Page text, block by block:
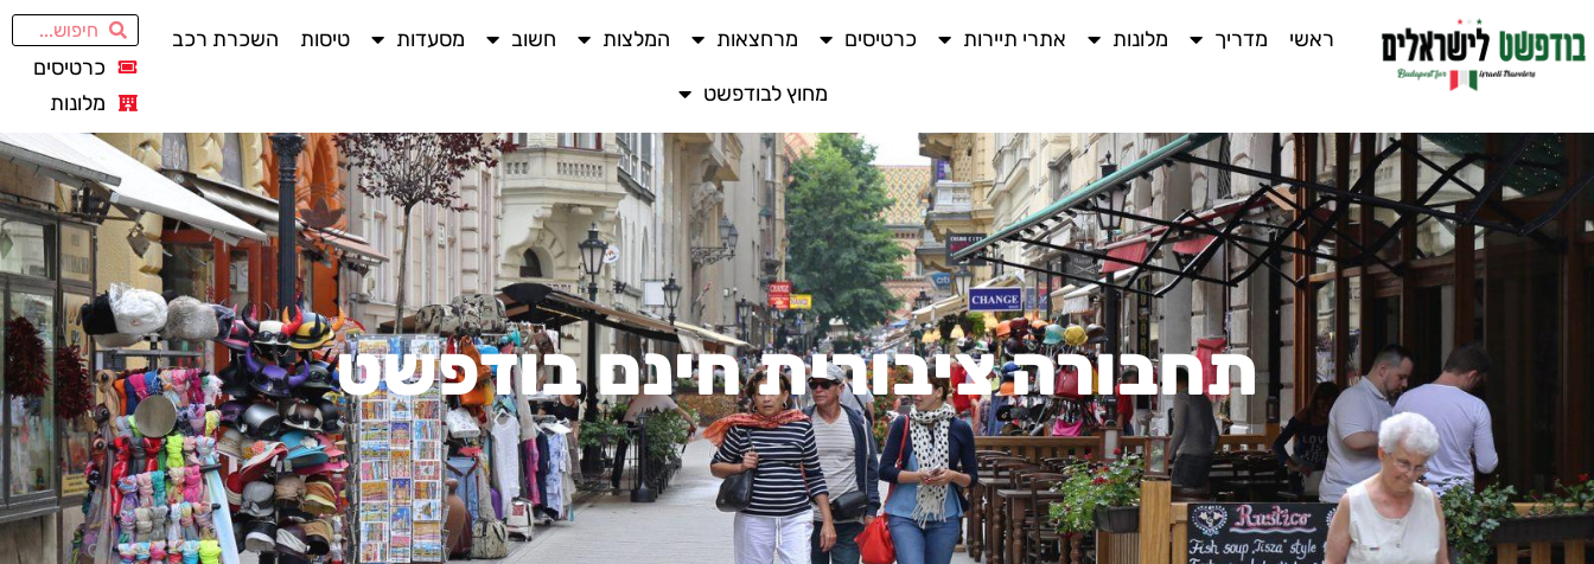
ראשי מדריך מלונות אתרי תיירות כרטיסים מרחצאות המלצות חשוב מסעדות טיסות השכרת רכב
מחוץ לבודפשט
כרטיסים
מלונות
תחבורה ציבורית חינם בודפשט